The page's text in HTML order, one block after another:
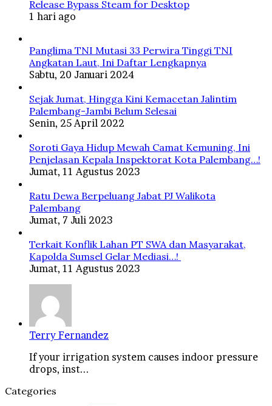
Release Bypass Steam for Desktop
1 hari ago
Panglima TNI Mutasi 33 Perwira Tinggi TNI
Angkatan Laut, Ini Daftar Lengkapnya
Sabtu, 20 Januari 2024
Sejak Jumat, Hingga Kini Kemacetan Jalintim
Palembang-Jambi Belum Selesai
Senin, 25 April 2022
Soroti Gaya Hidup Mewah Camat Kemuning, Ini
Penjelasan Kepala Inspektorat Kota Palembang…!
Jumat, 11 Agustus 2023
Ratu Dewa Berpeluang Jabat PJ Walikota
Palembang
Jumat, 7 Juli 2023
Terkait Konflik Lahan PT SWA dan Masyarakat,
Kapolda Sumsel Gelar Mediasi…!
Jumat, 11 Agustus 2023
Terry Fernandez
If your irrigation system causes indoor pressure
drops, inst...
Categories